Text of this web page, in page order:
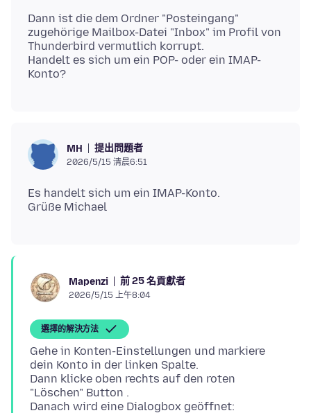
Dann ist die dem Ordner "Posteingang"
zugehörige Mailbox-Datei "Inbox" im Profil von
Thunderbird vermutlich korrupt.
Handelt es sich um ein POP- oder ein IMAP-
MH 提出問題者
2026/5/15 清晨6:51
Es handelt sich um ein IMAP-Konto.
Mapenzi 前 25 名貢獻者
2026/5/15 上午8:04
選擇的解決方法
Gehe in Konten-Einstellungen und markiere
dein Konto in der linken Spalte.
Dann klicke oben rechts auf den roten
"Löschen" Button .